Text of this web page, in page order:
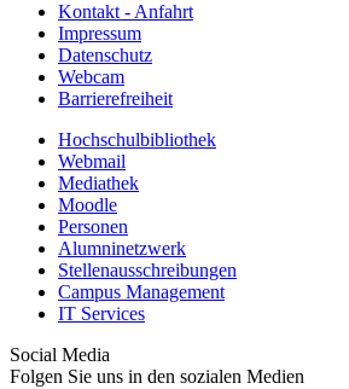
Kontakt - Anfahrt
Impressum
Datenschutz
Webcam
Barrierefreiheit
Hochschulbibliothek
Webmail
Mediathek
Moodle
Personen
Alumninetzwerk
Stellenausschreibungen
Campus Management
IT Services
Social Media
Folgen Sie uns in den sozialen Medien